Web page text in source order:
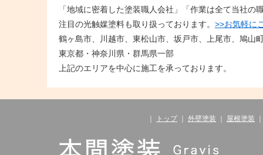
「地域に密着した塗装職人会社」「作業は全て当社
注目の光触媒塗料も取り扱っております。 >>お気軽に
鶴ヶ島市、川越市、東松山市、坂戸市、上尾市、鳩山
東京都・神奈川県・群馬県一部
上記のエリアを中心に施工を承っております。
トップ 外壁塗装 屋根塗装